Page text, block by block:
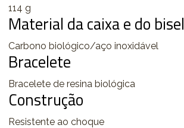
114 g
Material da caixa e do bisel
Carbono biológico/aço inoxidável
Bracelete
Bracelete de resina biológica
Construção
Resistente ao choque